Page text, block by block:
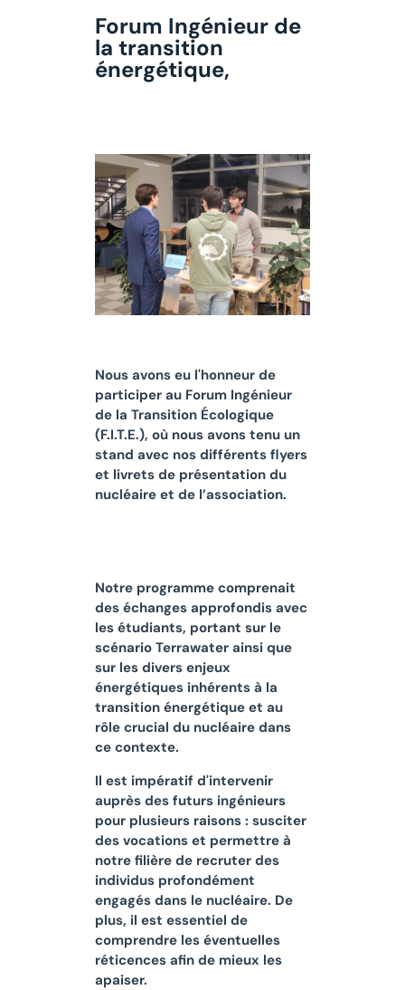
Forum Ingénieur de
la transition
énergétique,
Nous avons eu l'honneur de
participer au Forum Ingénieur
de la Transition Écologique
(F.I.T.E.), où nous avons tenu un
stand avec nos différents flyers
et livrets de présentation du
nucléaire et de l’association.
Notre programme comprenait
des échanges approfondis avec
les étudiants, portant sur le
scénario Terrawater ainsi que
sur les divers enjeux
énergétiques inhérents à la
transition énergétique et au
rôle crucial du nucléaire dans
ce contexte.
Il est impératif d'intervenir
auprès des futurs ingénieurs
pour plusieurs raisons : susciter
des vocations et permettre à
notre filière de recruter des
individus profondément
engagés dans le nucléaire. De
plus, il est essentiel de
comprendre les éventuelles
réticences afin de mieux les
apaiser.